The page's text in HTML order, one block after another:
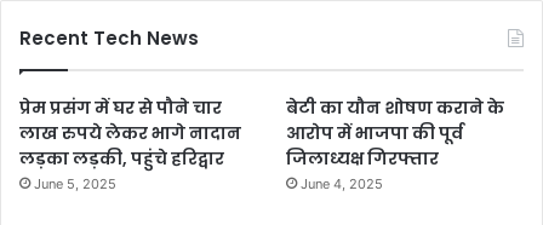
Recent Tech News
प्रेम प्रसंग में घर से पौने चार
लाख रुपये लेकर भागे नादान
लड़का लड़की, पहुंचे हरिद्वार
June 5, 2025
बेटी का यौन शोषण कराने के
आरोप में भाजपा की पूर्व
जिलाध्यक्ष गिरफ्तार
June 4, 2025